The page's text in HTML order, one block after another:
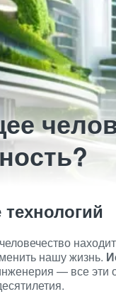
нашу жизнь.
— все